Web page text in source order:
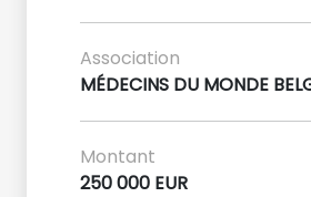
Association
MÉDECINS DU MONDE
Montant
250 000 EUR